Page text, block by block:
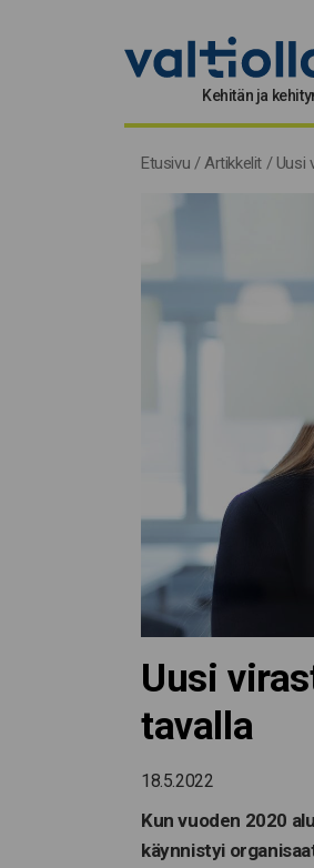
Kehitän ja
Etusivu /Artikkelit / Uusi
Uusi
tavalla
18.5.2022
Kun vuoden 2020
käynnistyi